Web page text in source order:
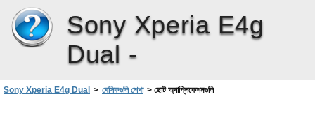
Sony Xperia E4g
Dual -
Sony Xperia E4g Dual > বেসিকগুলি শেখা > ছোট অ্যাপ্লিকেশনগুলি